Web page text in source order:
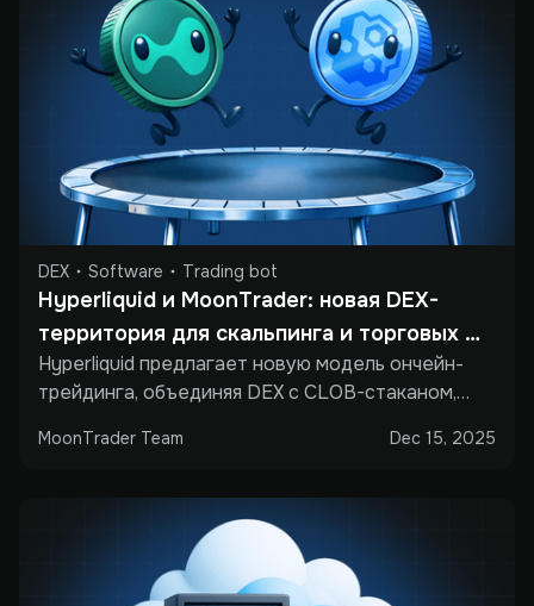
DEX Software Trading bot
Hyperliquid и MoonTrader: новая DEX-
территория для скальпинга и торговых
ботов
Hyperliquid предлагает новую модель ончейн-
трейдинга, объединяя DEX с CLOB-стаканом,
доступ. В статье разобрано, почему Hyperliquid
находятся его текущие ограничения и как
MoonTrader позволяет применять скальпинг,
алгоритмические стратегии и торговых ботов на
децентрализованной бирже.
MoonTrader Team Dec 15, 2025